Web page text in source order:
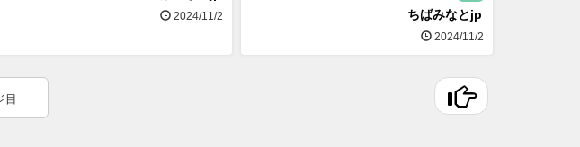
2024/11/2 ちばみなとjp
2024/11/2
目